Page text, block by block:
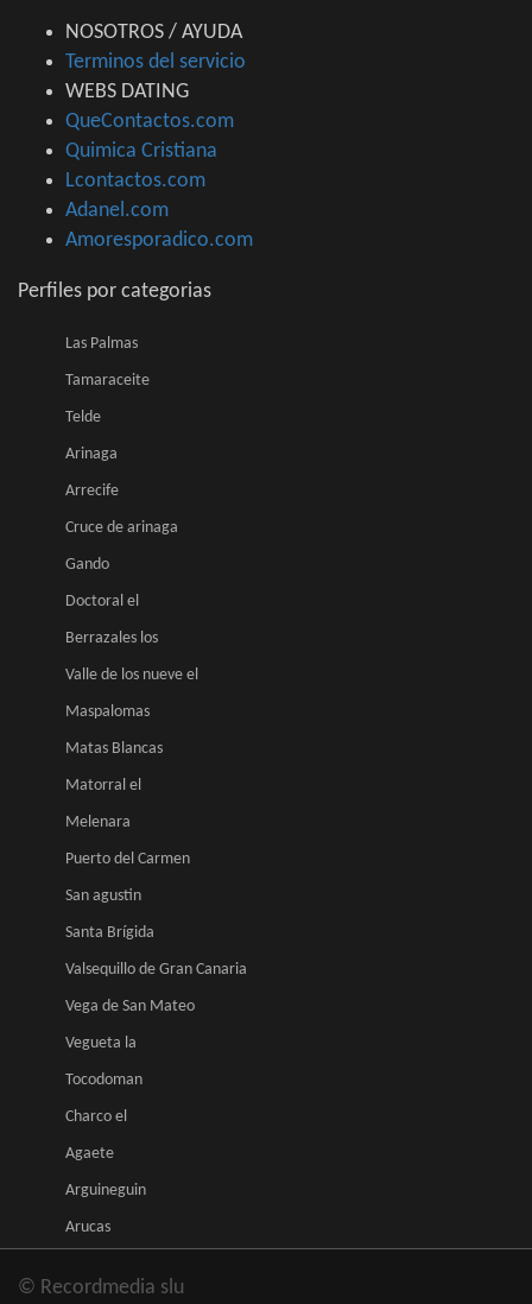
NOSOTROS / AYUDA
Terminos del servicio
WEBS DATING
QueContactos.com
Quimica Cristiana
Lcontactos.com
Adanel.com
Amoresporadico.com
Perfiles por categorias
Las Palmas
Tamaraceite
Telde
Arinaga
Arrecife
Cruce de arinaga
Gando
Doctoral el
Berrazales los
Valle de los nueve el
Maspalomas
Matas Blancas
Matorral el
Melenara
Puerto del Carmen
San agustin
Santa Brígida
Valsequillo de Gran Canaria
Vega de San Mateo
Vegueta la
Tocodoman
Charco el
Agaete
Arguineguin
Arucas
© Recordmedia slu